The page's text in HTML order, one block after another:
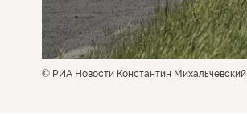
© РИА Новости Константин Михальчевский